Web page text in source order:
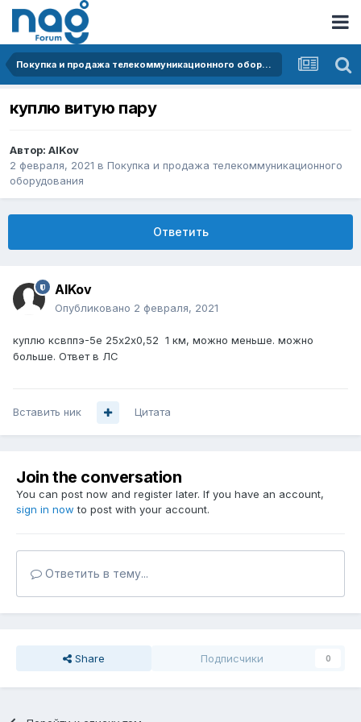
Покупка и продажа телекоммуникационного оборудования
куплю витую пару
Автор: AlKov
2 февраля, 2021 в Покупка и продажа телекоммуникационного
оборудования
Ответить
AlKov
Опубликовано 2 февраля, 2021
куплю ксвппэ-5e 25х2х0,52 1 км, можно меньше. можно
больше. Ответ в ЛС
Вставить ник Цитата
Join the conversation
You can post now and register later. If you have an account,
sign in now to post with your account.
Ответить в тему...
Share Подписчики 0